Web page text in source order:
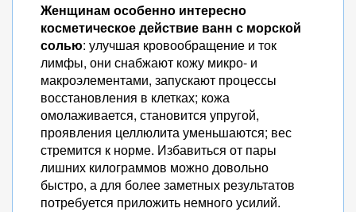
Женщинам особенно интересно
косметическое действие ванн с морской
солью: улучшая кровообращение и ток
лимфы, они снабжают кожу микро- и
макроэлементами, запускают процессы
восстановления в клетках; кожа
омолаживается, становится упругой,
проявления целлюлита уменьшаются; вес
стремится к норме. Избавиться от пары
лишних килограммов можно довольно
быстро, а для более заметных результатов
потребуется приложить немного усилий.